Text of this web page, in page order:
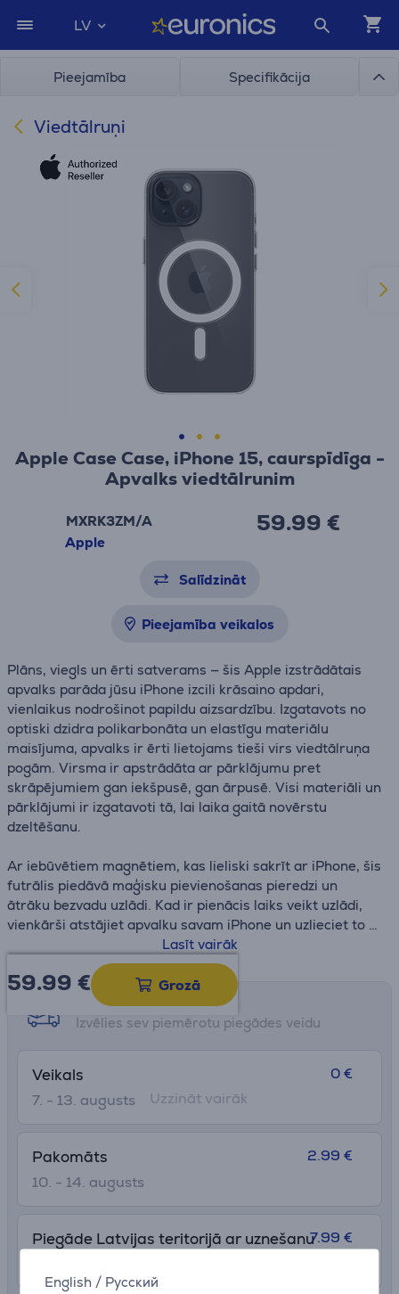
English / Русский
LV
Pieejamība Specifikācija
Viedtālruņi
Apple Case Case, iPhone 15, caurspīdīga -
Apvalks viedtālrunim
MXRK3ZM/A
Apple
59.99 €
Salīdzināt
Pieejamība veikalos
Plāns, viegls un ērti satverams — šis Apple izstrādātais
apvalks parāda jūsu iPhone izcili krāsaino apdari,
vienlaikus nodrošinot papildu aizsardzību. Izgatavots no
optiski dzidra polikarbonāta un elastīgu materiālu
maisījuma, apvalks ir ērti lietojams tieši virs viedtālruņa
pogām. Virsma ir apstrādāta ar pārklājumu pret
skrāpējumiem gan iekšpusē, gan ārpusē. Visi materiāli un
pārklājumi ir izgatavoti tā, lai laika gaitā novērstu
dzeltēšanu.
Ar iebūvētiem magnētiem, kas lieliski sakrīt ar iPhone, šis
futrālis piedāvā maģisku pievienošanas pieredzi un
ātrāku bezvadu uzlādi. Kad ir pienācis laiks veikt uzlādi,
vienkārši atstājiet apvalku savam iPhone un uzlieciet to uz
MagSafe lādētāja vai Qi sertificēta lādētāja.
Lasīt vairāk
59.99 € Grozā
Saņemšanas iespējas
Izvēlies sev piemērotu piegādes veidu
Veikals
7. - 13. augusts
0 €
Uzzināt vairāk
Pakomāts
10. - 14. augusts
2.99 €
Piegāde Latvijas teritorijā ar uznešanu7.99 €